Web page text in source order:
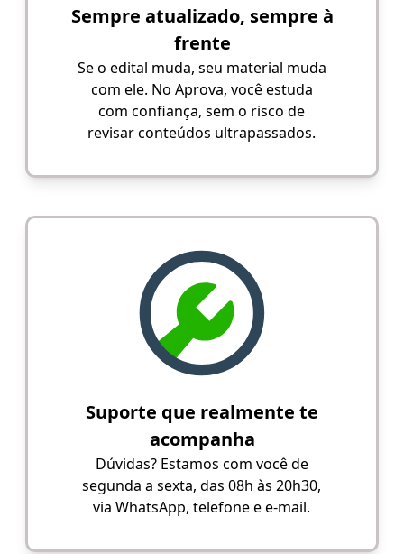
Sempre atualizado, sempre à
frente
Se o edital muda, seu material muda
com ele. No Aprova, você estuda
com confiança, sem o risco de
revisar conteúdos ultrapassados.
Suporte que realmente te
acompanha
Dúvidas? Estamos com você de
segunda a sexta, das 08h às 20h30,
via WhatsApp, telefone e e-mail.